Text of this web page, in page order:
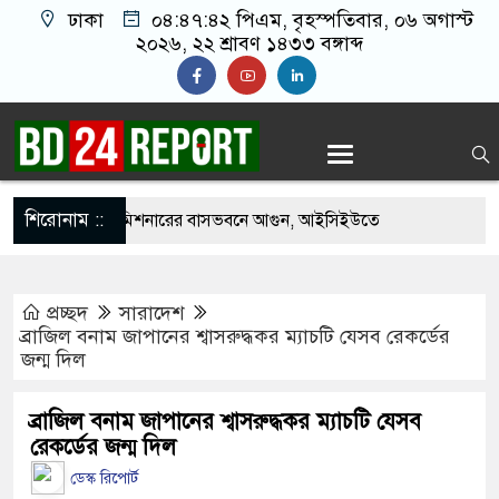
ঢাকা ০৪:৪৭:৪৩ পিএম, বৃহস্পতিবার, ০৬ অগাস্ট
২০২৬, ২২ শ্রাবণ ১৪৩৩ বঙ্গাব্দ
শিরোনাম ::হাইকমিশনারের বাসভবনে আগুন, আইসিইউতে
মামলায় গ্রেপ্তার মডেল সিমু
র‍্যাব, আসছে নতুন বাহিনী ‘স্পেশাল রেসপন্স
ফ্রি ফায়র গেম নিয়ে বিরোধে শিশু আবির হত্যা: দুই
প্রচ্ছদ
সারাদেশ
ব্রাজিল বনাম জাপানের শ্বাসরুদ্ধকর ম্যাচটি যেসব রেকর্ডের
জন্ম দিল
ব্রাজিল বনাম জাপানের শ্বাসরুদ্ধকর ম্যাচটি যেসব
রেকর্ডের জন্ম দিল
ডেস্ক রিপোর্ট